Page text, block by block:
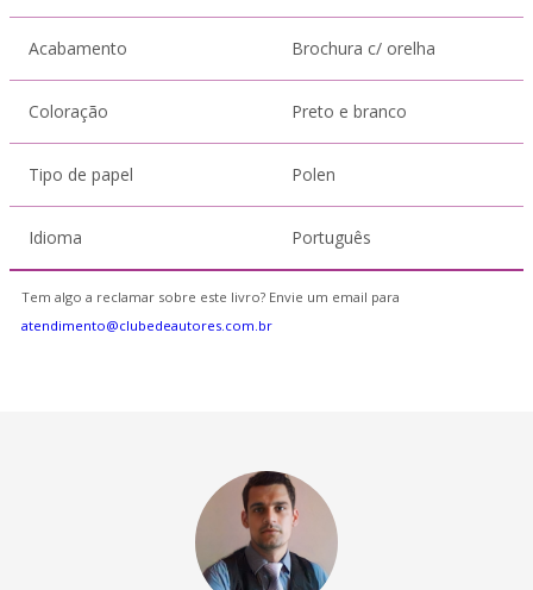
Acabamento Brochura c/ orelha
Coloração Preto e branco
Tipo de papel Polen
Idioma Português
Tem algo a reclamar sobre este livro? Envie um email para
atendimento@clubedeautores.com.br